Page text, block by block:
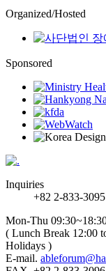
Organized/Hosted
Sponsored
Inquiries
+82 2-833-3095
Mon-Thu
( Lunch Break 12:00
Holidays )
E-mail.